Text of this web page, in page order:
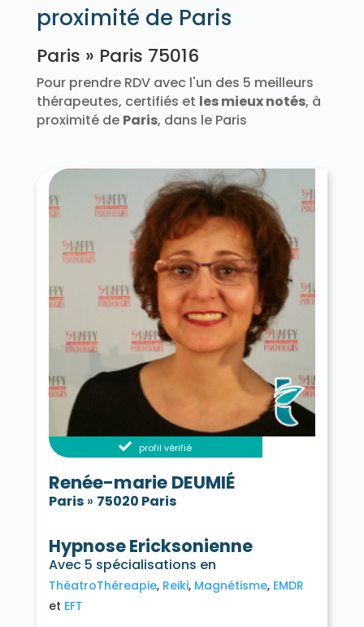
proximité de Paris
Paris » Paris 75016
Pour prendre RDV avec l'un des 5 meilleurs
thérapeutes, certifiés et les mieux notés, à
proximité de Paris, dans le Paris
profil vérifié
Renée-marie DEUMIÉ
Paris» 75020 Paris
Hypnose Ericksonienne
Avec 5 spécialisations en
ThéatroThéreapie Reiki Magnétisme EMDR
EFT